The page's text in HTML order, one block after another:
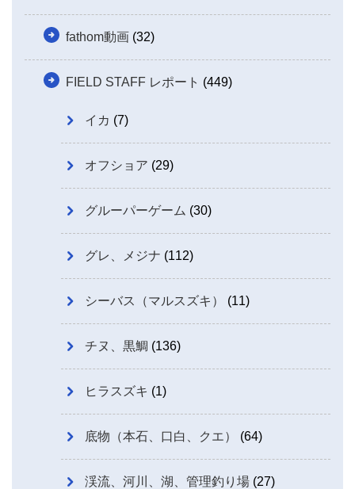
fathom動画 (32)
FIELD STAFF レポート (449)
イカ (7)
オフショア (29)
グルーパーゲーム (30)
グレ、メジナ (112)
シーバス（マルスズキ） (11)
チヌ、黒鯛 (136)
ヒラスズキ (1)
底物（本石、口白、クエ） (64)
渓流、河川、湖、管理釣り場 (27)